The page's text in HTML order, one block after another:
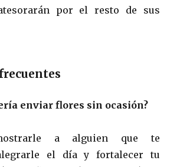
por el resto de sus
enviar flores sin ocasión?
a alguien que te
el día y fortalecer tu